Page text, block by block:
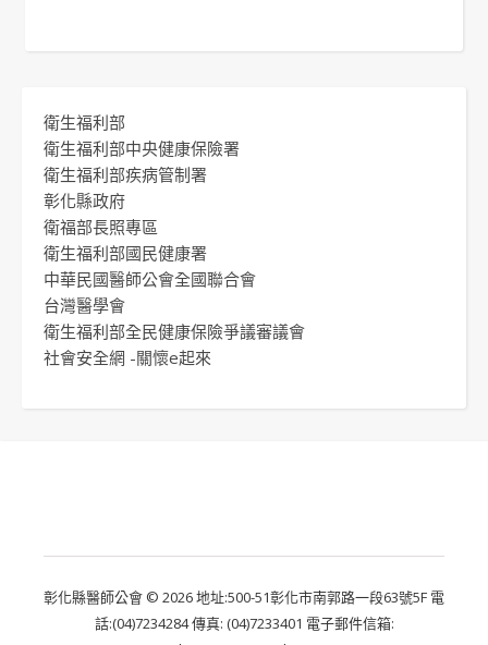
衛生福利部
衛生福利部中央健康保險署
衛生福利部疾病管制署
彰化縣政府
衛福部長照專區
衛生福利部國民健康署
中華民國醫師公會全國聯合會
台灣醫學會
衛生福利部全民健康保險爭議審議會
社會安全網 -關懷e起來
彰化縣醫師公會 © 2026 地址:500-51彰化市南郭路一段63號5F 電
話:(04)7234284 傳真: (04)7233401 電子郵件信箱: